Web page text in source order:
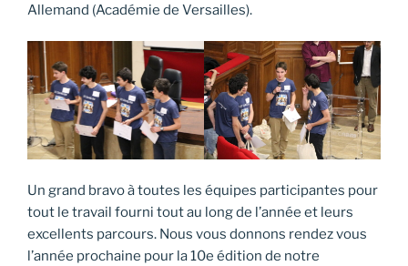
Allemand (Académie de Versailles).
Un grand bravo à toutes les équipes participantes pour
tout le travail fourni tout au long de l’année et leurs
excellents parcours. Nous vous donnons rendez vous
l’année prochaine pour la 10e édition de notre